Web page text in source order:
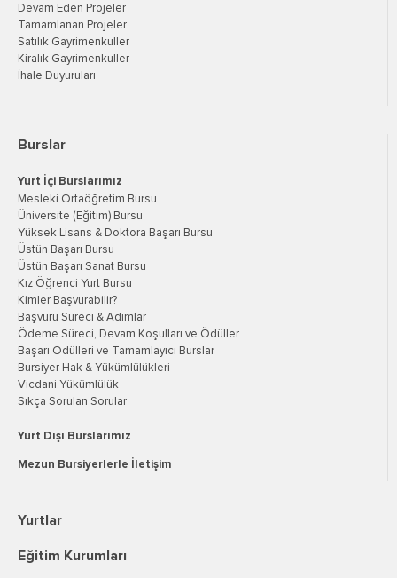
Devam Eden Projeler
Tamamlanan Projeler
Satılık Gayrimenkuller
Kiralık Gayrimenkuller
İhale Duyuruları
Burslar
Yurt İçi Burslarımız
Mesleki Ortaöğretim Bursu
Üniversite (Eğitim) Bursu
Yüksek Lisans & Doktora Başarı Bursu
Üstün Başarı Bursu
Üstün Başarı Sanat Bursu
Kız Öğrenci Yurt Bursu
Kimler Başvurabilir?
Başvuru Süreci & Adımlar
Ödeme Süreci, Devam Koşulları ve Ödüller
Başarı Ödülleri ve Tamamlayıcı Burslar
Bursiyer Hak & Yükümlülükleri
Vicdani Yükümlülük
Sıkça Sorulan Sorular
Yurt Dışı Burslarımız
Mezun Bursiyerlerle İletişim
Yurtlar
Eğitim Kurumları